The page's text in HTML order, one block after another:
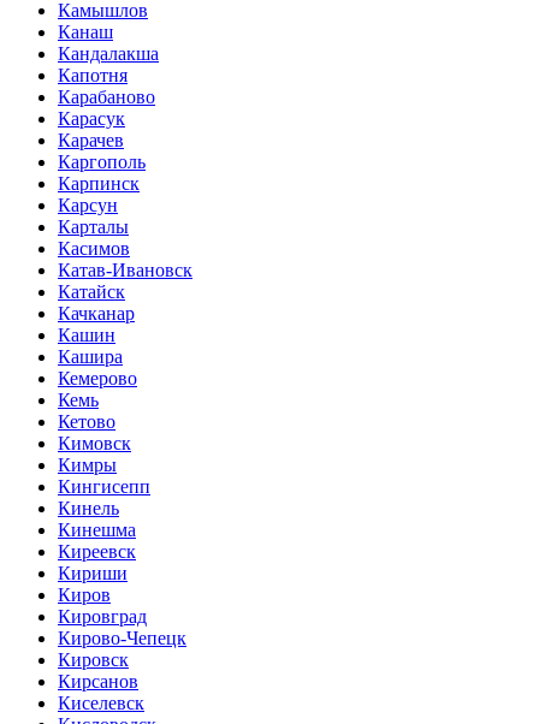
Камышлов
Канаш
Кандалакша
Капотня
Карабаново
Карасук
Карачев
Каргополь
Карпинск
Карсун
Карталы
Касимов
Катав-Ивановск
Катайск
Качканар
Кашин
Кашира
Кемерово
Кемь
Кетово
Кимовск
Кимры
Кингисепп
Кинель
Кинешма
Киреевск
Кириши
Киров
Кировград
Кирово-Чепецк
Кировск
Кирсанов
Киселевск